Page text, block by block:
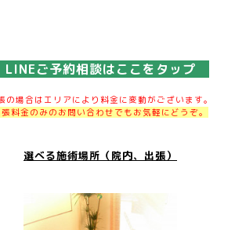
LINEご予約相談はここをタップ
の場合はエリアにより料金に変動がございます。
張料金のみのお問い合わせでもお気軽にどうぞ。
選べる施術場所（院内、出張）